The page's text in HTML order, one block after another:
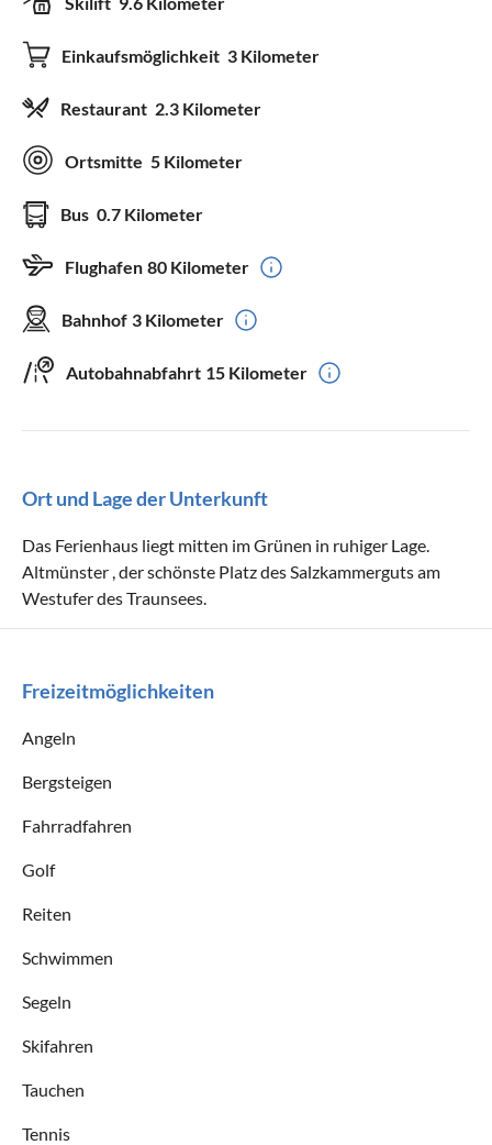
Einkaufsmöglichkeit 3 Kilometer
Restaurant 2.3 Kilometer
Ortsmitte 5 Kilometer
Bus 0.7 Kilometer
Flughafen 80 Kilometer
Bahnhof 3 Kilometer
Autobahnabfahrt 15 Kilometer
Ort und Lage der Unterkunft
Das Ferienhaus liegt mitten im Grünen in ruhiger Lage.
Altmünster , der schönste Platz des Salzkammerguts am
Westufer des Traunsees.
Freizeitmöglichkeiten
Angeln
Bergsteigen
Fahrradfahren
Golf
Reiten
Schwimmen
Segeln
Skifahren
Tauchen
Tennis